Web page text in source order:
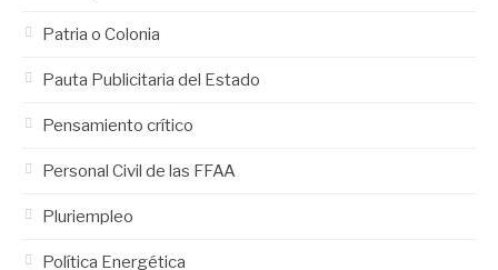
Patria o Colonia
Pauta Publicitaria del Estado
Pensamiento crítico
Personal Civil de las FFAA
Pluriempleo
Política Energética